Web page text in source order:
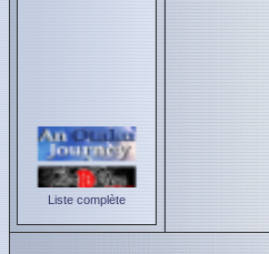
Liste complète